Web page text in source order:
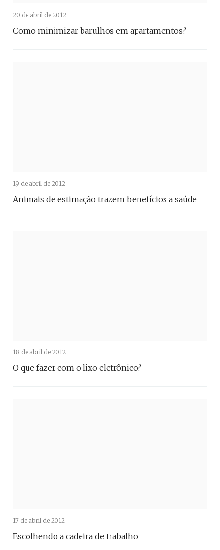
20 de abril de 2012
Como minimizar barulhos em apartamentos?
19 de abril de 2012
Animais de estimação trazem benefícios a saúde
18 de abril de 2012
O que fazer com o lixo eletrônico?
17 de abril de 2012
Escolhendo a cadeira de trabalho